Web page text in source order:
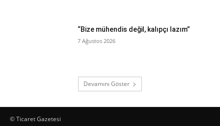
“Bize mühendis değil, kalıpçı lazım”
7 Ağustos 2026
Devamını Göster
© Ticaret Gazetesi